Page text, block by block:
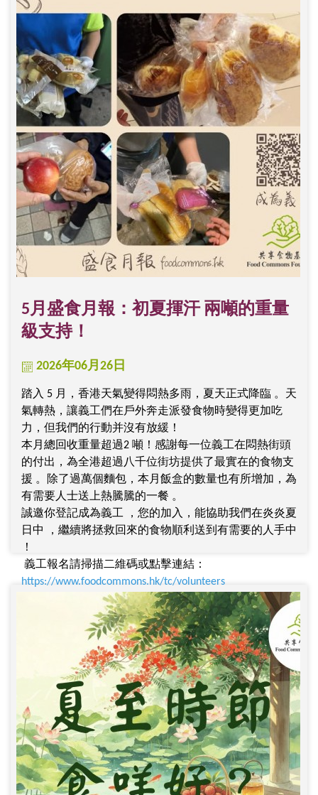
5月盛食月報：初夏揮汗 兩噸的重量
級支持！
2026年06月26日
踏入 5 月，香港天氣變得悶熱多雨，夏天正式降臨 。天
氣轉熱，讓義工們在戶外奔走派發食物時變得更加吃
力，但我們的行動并沒有放緩！
本月總回收重量超過2 噸！感謝每一位義工在悶熱街頭
的付出，為全港超過八千位街坊提供了最實在的食物支
援 。除了過萬個麵包，本月飯盒的數量也有所增加，為
有需要人士送上熱騰騰的一餐 。
誠邀你登記成為義工 ，您的加入，能協助我們在炎炎夏
日中 ，繼續將拯救回來的食物順利送到有需要的人手中
！
義工報名請掃描二維碼或點擊連結：
https://www.foodcommons.hk/tc/volunteers